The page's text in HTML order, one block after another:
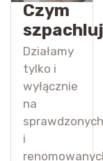
Czym
Działamy
tylko i
wyłącznie
na
sprawdzonych
i